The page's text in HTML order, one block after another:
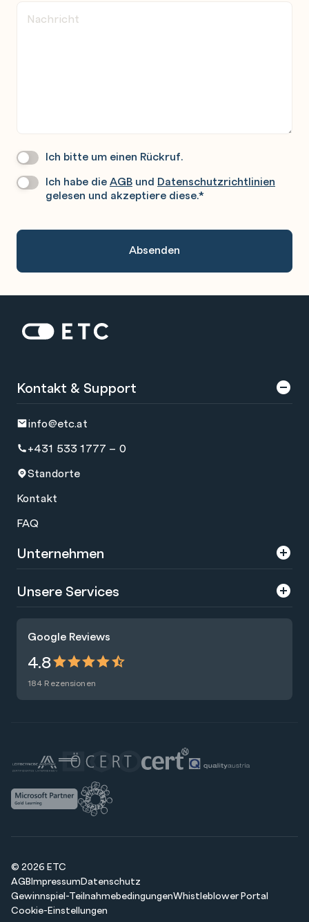
Wir
Sie
Ich bitte um einen Rückruf.
Datenschutz*
Ich habe dieAGB und Datenschutzrichtlinien
gelesen und akzeptiere diese.*
Startseite: ETC
Google Reviews
4.8
184 Rezensionen
Kontakt & Support
info@etc.at
+431 533 1777 – 0
Standorte
Kontakt
FAQ
Unternehmen
Über uns
Presse
Nachhaltigkeit
Blog
Unsere Services
Raummiete
© 2026 ETC
AGBImpressumDatenschutz
Gewinnspiel-TeilnahmebedingungenWhistleblower Portal
Cookie-Einstellungen